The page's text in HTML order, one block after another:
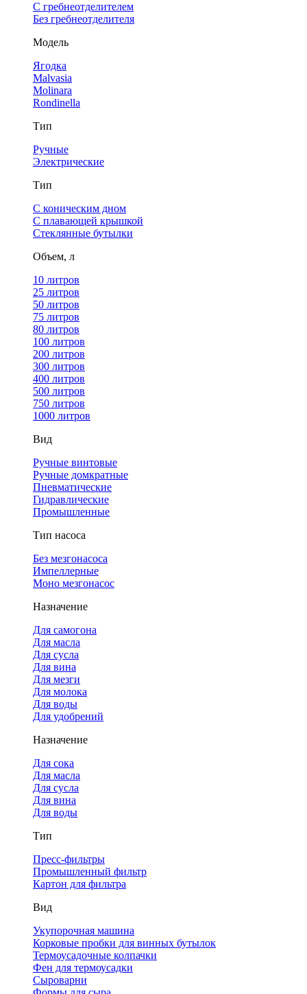
С гребнеотделителем
Без гребнеотделителя
Модель
Ягодка
Malvasia
Molinara
Rondinella
Тип
Ручные
Электрические
Тип
С коническим дном
С плавающей крышкой
Стеклянные бутылки
Объем, л
10 литров
25 литров
50 литров
75 литров
80 литров
100 литров
200 литров
300 литров
400 литров
500 литров
750 литров
1000 литров
Вид
Ручные винтовые
Ручные домкратные
Пневматические
Гидравлические
Промышленные
Тип насоса
Без мезгонасоса
Импеллерные
Моно мезгонасос
Назначение
Для самогона
Для масла
Для сусла
Для вина
Для мезги
Для молока
Для воды
Для удобрений
Назначение
Для сока
Для масла
Для сусла
Для вина
Для воды
Тип
Пресс-фильтры
Промышленный фильтр
Картон для фильтра
Вид
Укупорочная машина
Корковые пробки для винных бутылок
Термоусадочные колпачки
Фен для термоусадки
Сыроварни